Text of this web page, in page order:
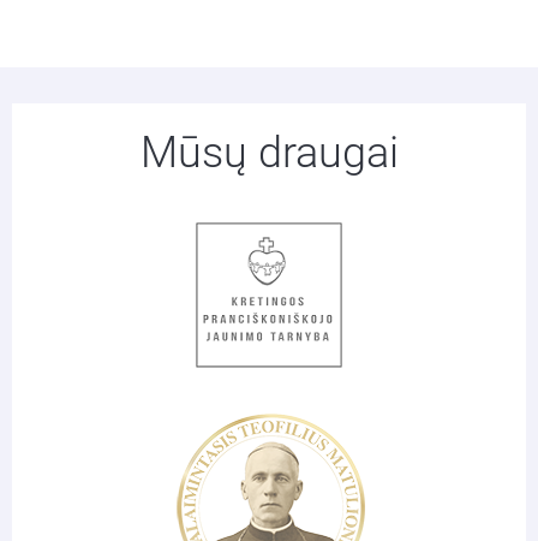
Mūsų draugai